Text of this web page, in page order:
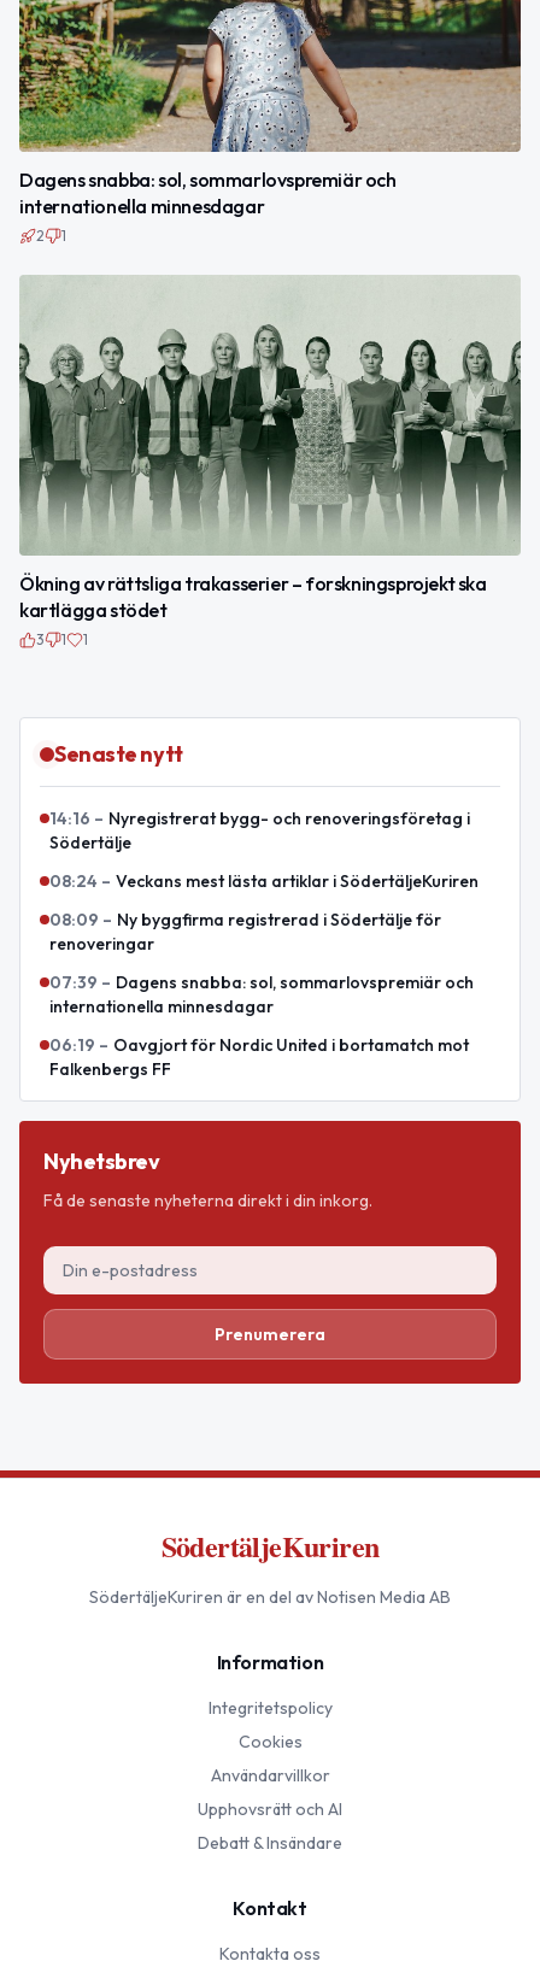
Dagens snabba: sol, sommarlovspremiär och
internationella minnesdagar
2 1
Ökning av rättsliga trakasserier – forskningsprojekt ska
kartlägga stödet
3 1 1
Senaste nytt
14:16 – Nyregistrerat bygg- och renoveringsföretag i
Södertälje
08:24 – Veckans mest lästa artiklar i SödertäljeKuriren
08:09 – Ny byggfirma registrerad i Södertälje för
renoveringar
07:39 – Dagens snabba: sol, sommarlovspremiär och
internationella minnesdagar
06:19 – Oavgjort för Nordic United i bortamatch mot
Falkenbergs FF
Nyhetsbrev
Få de senaste nyheterna direkt i din inkorg.
Prenumerera
SödertäljeKuriren
SödertäljeKuriren är en del av Notisen Media AB
Information
Integritetspolicy
Cookies
Användarvillkor
Upphovsrätt och AI
Debatt & Insändare
Kontakt
Kontakta oss